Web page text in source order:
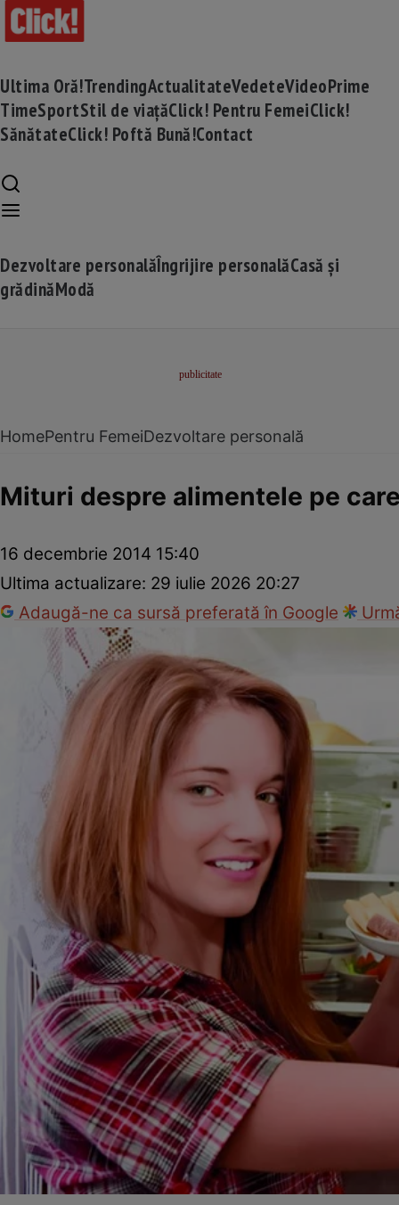
Ultima Oră!TrendingActualitateVedeteVideoPrime
TimeSportStil de viațăClick! Pentru FemeiClick!
SănătateClick! Poftă Bună!Contact
Dezvoltare personalăÎngrijire personalăCasă și
grădinăModă
HomePentru FemeiDezvoltare personală
Mituri despre alimentele pe
16 decembrie 2014 15:40
Ultima actualizare: 29 iulie 2026 20:27
Adaugă-ne ca sursă preferată în Google